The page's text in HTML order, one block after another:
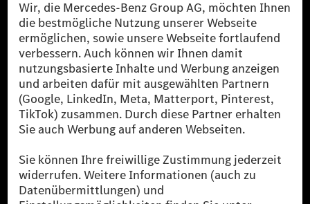
[1] Bilanziell CO₂-neutral bedeutet, dass nicht vermiedene oder nicht
reduzierte CO₂-Emissionen bei der Mercedes-Benz Group durch
zertifizierte Ausgleichsprojekte kompensiert werden.
[2] Renewable Charging ist ein integraler Bestandteil von MB.CHARGE
Public in Europa, den USA, Kanada und China. Sofern an der jeweiligen
Ladestation noch kein Strom aus erneuerbaren Energien vorliegt,
verwendet Renewable Charging Grünstromzertifikate*. Diese stellen
sicher, dass für Ladevorgänge über MB.CHARGE Public eine äquivalente
Strommenge aus erneuerbaren Energien ins Stromnetz eingespeist wird.
als sechs Jahre sind.
* Inkl. EKOenergy Ökolabel
* Die angegebenen Werte wurden nach dem vorgeschriebenen
Messverfahren WLTP (Worldwide harmonised Light vehicles Test